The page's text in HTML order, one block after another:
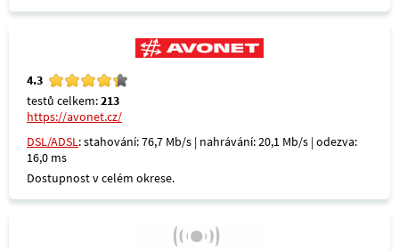
4.3
testů celkem:213
https://avonet.cz/
DSL/ADSL: stahování: 76,7 Mb/s | nahrávání: 20,1 Mb/s | odezva:
16,0 ms
Dostupnost v celém okrese.